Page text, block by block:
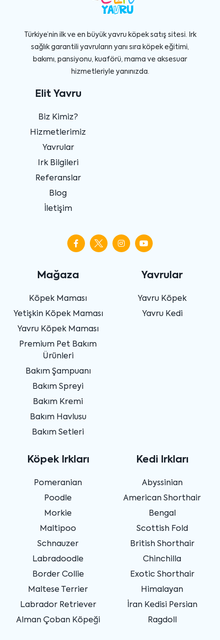
Türkiye’nin ilk ve en büyük yavru köpek satış sitesi. Irk
sağlık garantili yavruların yanı sıra köpek eğitimi,
bakımı, pansiyonu, kuaförü, mama ve aksesuar
hizmetleriyle yanınızda.
Elit Yavru
Biz Kimiz?
Hizmetlerimiz
Yavrular
Irk Bilgileri
Referanslar
Blog
İletişim
Mağaza
Köpek Maması
Yetişkin Köpek Maması
Yavru Köpek Maması
Premium Pet Bakım
Ürünleri
Bakım Şampuanı
Bakım Spreyi
Bakım Kremi
Bakım Havlusu
Bakım Setleri
Yavrular
Yavru Köpek
Yavru Kedi
Köpek Irkları
Pomeranian
Poodle
Morkie
Maltipoo
Schnauzer
Labradoodle
Border Collie
Maltese Terrier
Labrador Retriever
Alman Çoban Köpeği
Kedi Irkları
Abyssinian
American Shorthair
Bengal
Scottish Fold
British Shorthair
Chinchilla
Exotic Shorthair
Himalayan
İran Kedisi Persian
Ragdoll